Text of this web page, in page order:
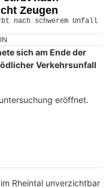
Zeugen
sich am Ende der
Verkehrsunfall
eröffnet.